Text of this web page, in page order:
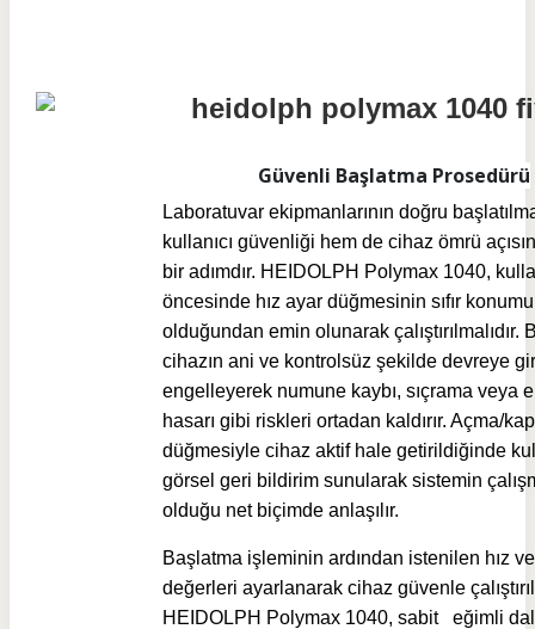
Güvenli Başlatma Prosedürü
Laboratuvar ekipmanlarının doğru
kullanıcı güvenliği hem de cihaz ömrü
bir adımdır. HEIDOLPH Polymax 1040,
öncesinde hız ayar düğmesinin sıfır
olduğundan emin olunarak çalıştırılmalıdır.
cihazın ani ve kontrolsüz şekilde devreye
engelleyerek numune kaybı, sıçrama veya
hasarı gibi riskleri ortadan kaldırır. Açma/
düğmesiyle cihaz aktif hale getirildiğinde
görsel geri bildirim sunularak sistemin
olduğu net biçimde anlaşılır.
Başlatma işleminin ardından istenilen hız
değerleri ayarlanarak cihaz güvenle
HEIDOLPH Polymax 1040, sabit eğimli